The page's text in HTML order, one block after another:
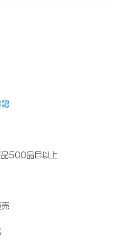
品500品目以上
売